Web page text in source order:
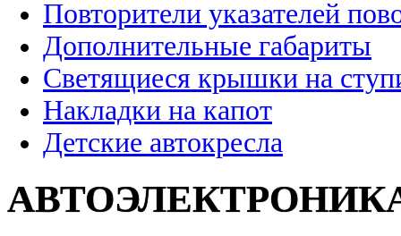
Повторители указателей
Дополнительные габариты
Светящиеся крышки на
Накладки на капот
Детские автокресла